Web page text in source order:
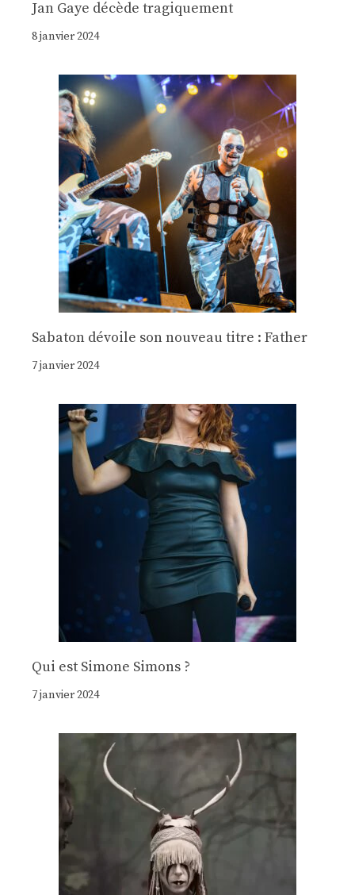
Jan Gaye décède tragiquement
8 janvier 2024
Sabaton dévoile son nouveau titre : Father
7 janvier 2024
Qui est Simone Simons ?
7 janvier 2024